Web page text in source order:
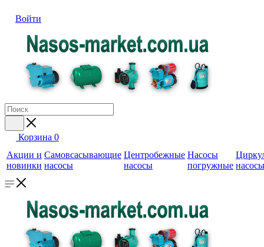
Войти
Корзина 0
Акции и
новинки
Самовсасывающие
насосы
Центробежные
насосы
Насосы
погружные насосы